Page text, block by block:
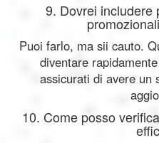
9. Dovrei includere
Puoi farlo, ma sii cauto.
diventare
assicurati di avere un
10. Come posso